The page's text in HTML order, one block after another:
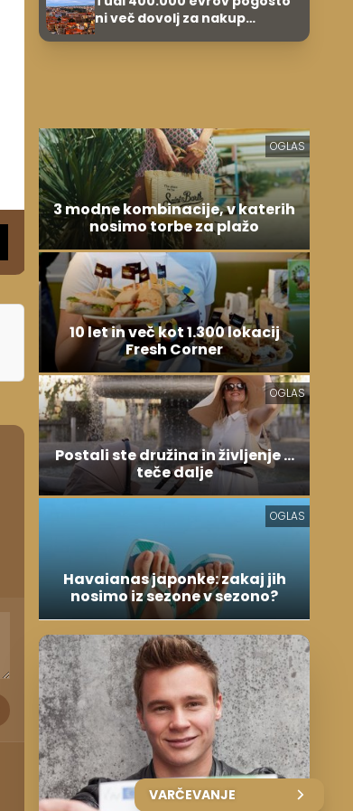
ni več dovolj za nakup
OGLAS
3 modne kombinacije, v katerih
nosimo torbe za plažo
10 let in več kot 1.300 lokacij
Fresh Corner
OGLAS
Postali ste družina in življenje ...
teče dalje
OGLAS
Havaianas japonke: zakaj jih
nosimo iz sezone v sezono?
VARČEVANJE